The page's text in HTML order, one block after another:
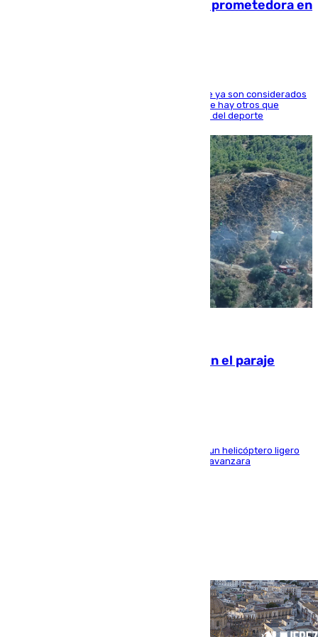
El año 2007, una generación muy prometedora en
Hay varios jugadores de la nueva 'camada' que ya son considerados
estrellas como Lamine Yamal o Cubarsí, aunque hay otros que
apuntan a que podrán llegar marcar la historia del deporte
Extinguido un incendio forestal en el paraje
El Plan Infoca movilizó a medios terrestres y a un helicóptero ligero
para contener las llamas y evitar que el fuego avanzara